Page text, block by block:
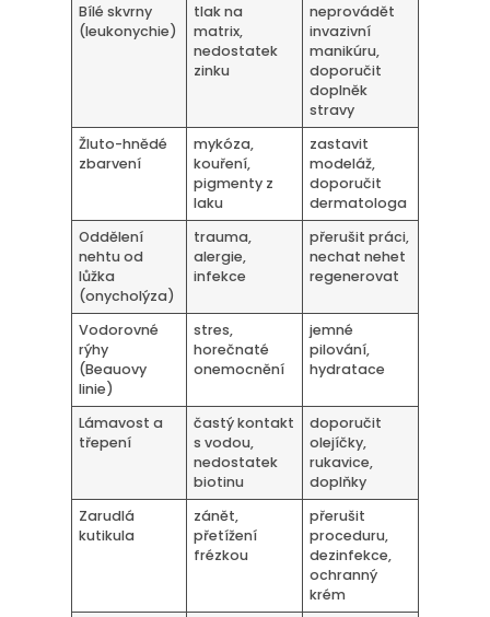
Bílé skvrny
(leukonychie)
tlak na
matrix,
nedostatek
zinku
neprovádět
invazivní
manikúru,
doporučit
doplněk
stravy
Žluto-hnědé
zbarvení
mykóza,
kouření,
pigmenty z
laku
zastavit
modeláž,
doporučit
dermatologa
Oddělení
nehtu od
lůžka
(onycholýza)
trauma,
alergie,
infekce
přerušit práci,
nechat nehet
regenerovat
Vodorovné
rýhy
(Beauovy
linie)
stres,
horečnaté
onemocnění
jemné
pilování,
hydratace
Lámavost a
třepení
častý kontakt
s vodou,
nedostatek
biotinu
doporučit
olejíčky,
rukavice,
doplňky
Zarudlá
kutikula
zánět,
přetížení
frézkou
přerušit
proceduru,
dezinfekce,
ochranný
krém